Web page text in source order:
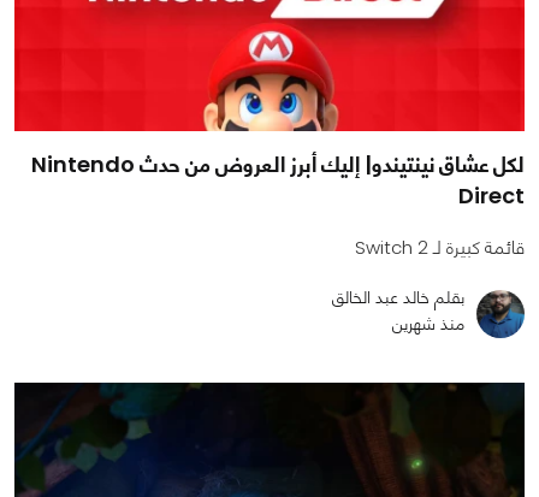
لكل عشاق نينتيندو| إليك أبرز العروض من حدث Nintendo
Direct
قائمة كبيرة لـ Switch 2
بقلم خالد عبد الخالق
منذ شهرين